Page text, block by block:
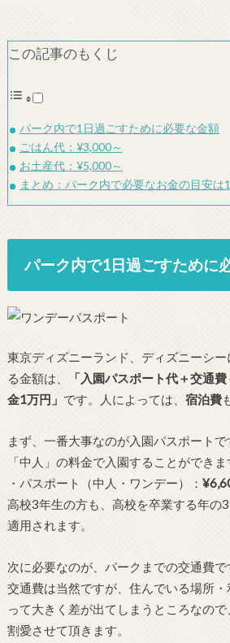
この記事のもくじ
パーク内で1日過ごすために必要な金額
ごはん代：¥3,000～
お土産代：¥5,000～
まとめ：パーク内で必要なお金の目安は
パーク内で1日過ごすために
東京ディズニーランド、ディズニーシ
る金額は、
「入園パスポート代＋交通
金1万円」 です。人によっては、 宿泊費
まず、一番大事なのが入園パスポート
「中人」の料金で入園することができま
・パスポート（中人・ワンデー）：
高校3年生の方も、高校を卒業する年の
適用されます。
次に必要なのが、パークまでの交通費で
交通費は当然ですが、住んでいる場所
って大きく差が出てしまうところなの
割愛させて頂きます。